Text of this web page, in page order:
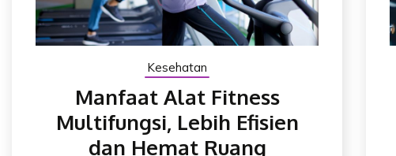
Kesehatan
Manfaat Alat Fitness
Multifungsi, Lebih Efisien
dan Hemat Ruang